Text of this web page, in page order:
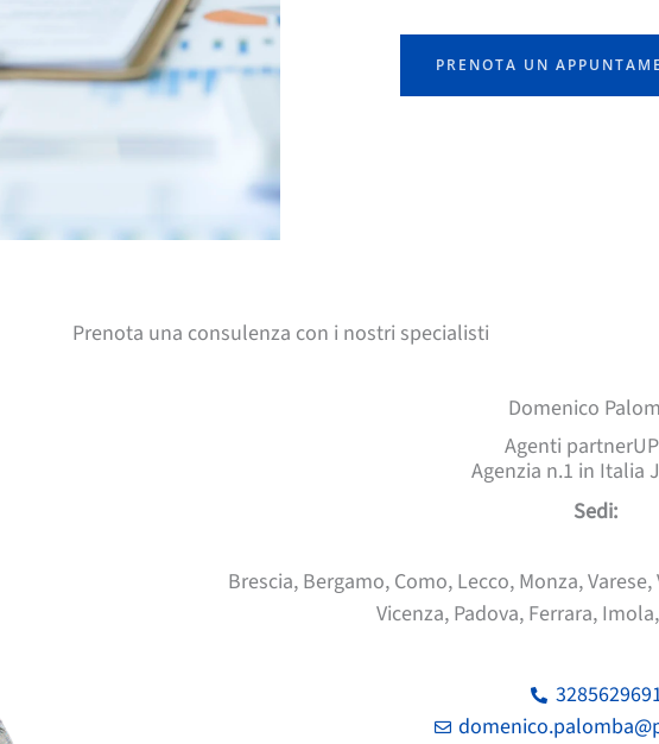
PRENOTA UN
Prenota una consulenza con i nostri specialisti
Domenico
Agenti
Agenzia n.1 in Italia
Sedi:
Brescia, Bergamo, Como, Lecco, Monza,
Vicenza, Padova, Ferrara,